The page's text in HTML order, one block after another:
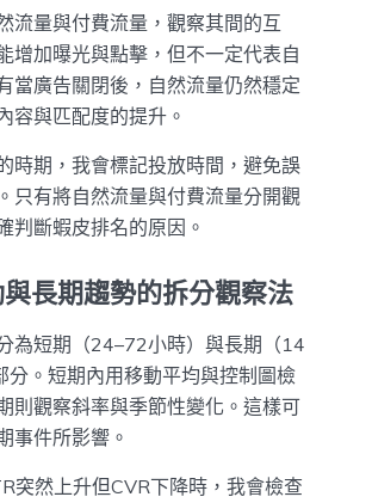
流量與付費流量，觀察其間的互
增加曝光與點擊，但不一定代表自
當廣告關閉後，自然流量仍然穩定
容與匹配度的提升。
時期，我會標記投放時間，避免誤
只有將自然流量與付費流量分開觀
判斷蝦皮排名的原因。
長期趨勢的拆分觀察法
為短期（24–72小時）與長期（14
分。短期內用移動平均與控制圖檢
則觀察斜率與季節性變化。這樣可
事件所影響。
突然上升但CVR下降時，我會檢查